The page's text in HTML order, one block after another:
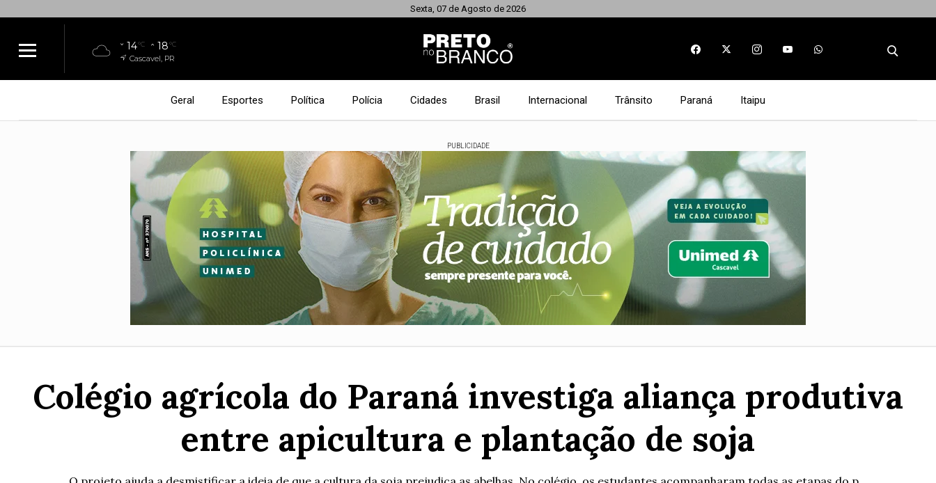
Sexta, 07 de Agosto de 2026
14°C 18°C
Cascavel, PR
Geral Esportes Política Polícia Cidades Brasil Internacional Trânsito Paraná Itaipu
PUBLICIDADE
Colégio agrícola do Paraná investiga aliança produtiva
entre apicultura e plantação de soja